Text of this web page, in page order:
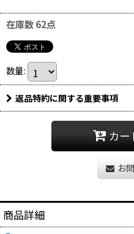
在庫数 62点
数量:
返品特約に関する重要事項
カー
お
商品詳細